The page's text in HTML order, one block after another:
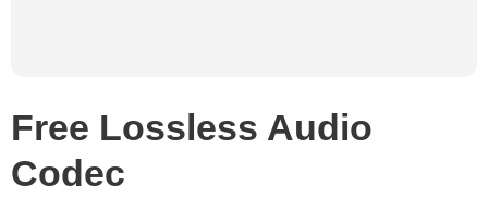
Free Lossless Audio
Codec